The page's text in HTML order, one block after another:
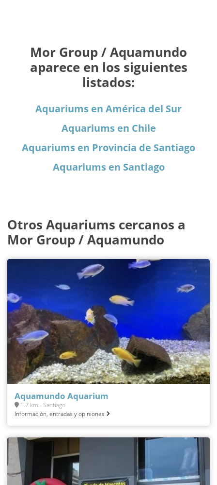
Mor Group / Aquamundo
aparece en los siguientes
listados:
Aquariums en América del Sur
Aquariums en Chile
Aquariums en Provincia de Santiago
Aquariums en Santiago
Otros Aquariums cercanos a
Mor Group / Aquamundo
Aquamundo Aquarium
1.7 km - Santiago
Información, entradas y opiniones